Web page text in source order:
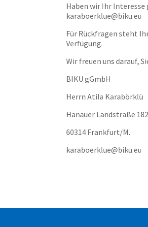
Haben wir Ihr Interesse
karaboerklue@biku.eu
Für Rückfragen steht
Verfügung.
Wir freuen uns darauf,
BIKU gGmbH
Herrn Atila Karabörklü
Hanauer Landstraße
60314 Frankfurt/M.
karaboerklue@biku.eu